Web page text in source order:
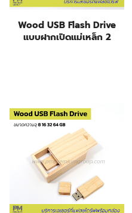
Wood USB Flash Drive
แบบฝากเปิดแม่เหล็ก 2